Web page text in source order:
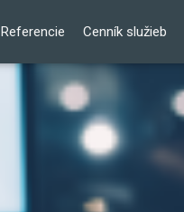
Referencie Cenník služieb